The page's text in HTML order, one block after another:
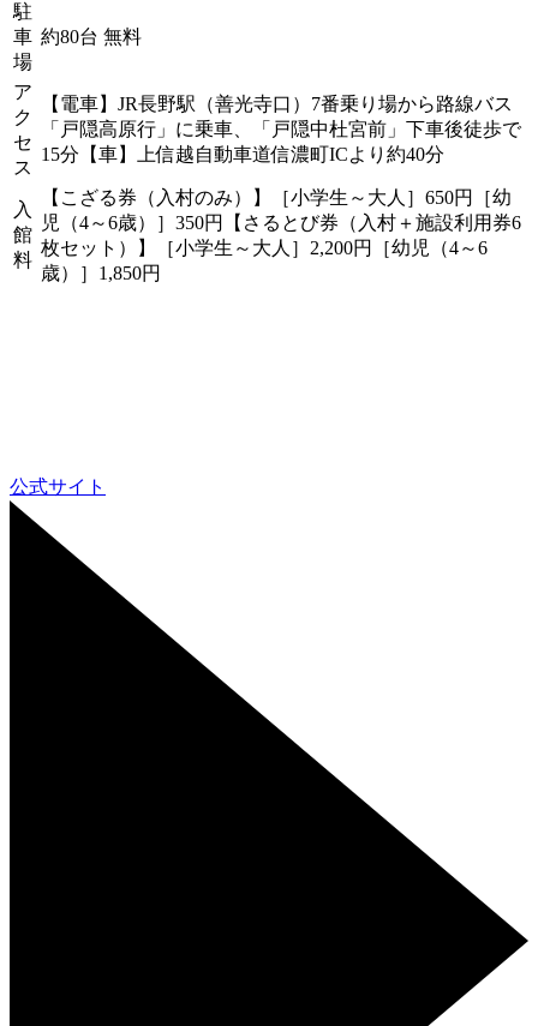
駐
車
場
約80台 無料
ア
ク
セ
ス
【電車】JR長野駅（善光寺口）7番乗り場から路線バス
「戸隠高原行」に乗車、「戸隠中杜宮前」下車後徒歩で
15分【車】上信越自動車道信濃町ICより約40分
入
館
料
【こざる券（入村のみ）】［小学生～大人］650円［幼
児（4～6歳）］350円【さるとび券（入村＋施設利用券6
枚セット）】［小学生～大人］2,200円［幼児（4～6
歳）］1,850円
公式サイト